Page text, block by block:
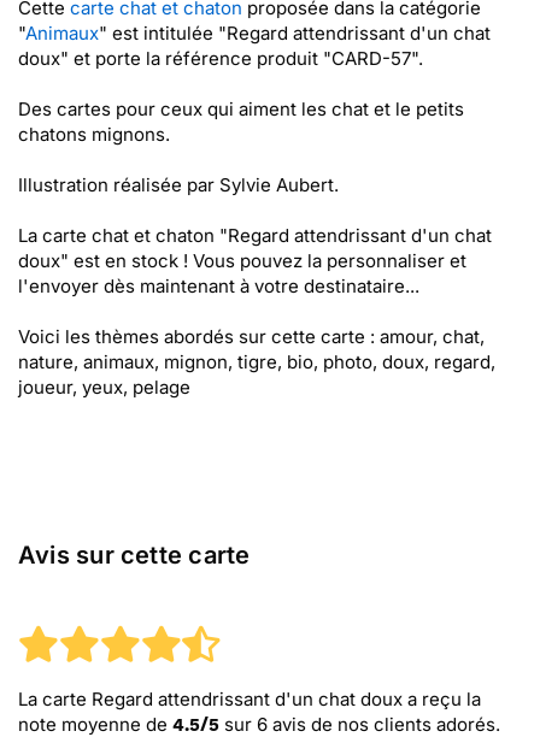
Cette carte chat et chaton proposée dans la catégorie
"Animaux" est intitulée "Regard attendrissant d'un chat
doux" et porte la référence produit "CARD-57".
Des cartes pour ceux qui aiment les chat et le petits
chatons mignons.
Illustration réalisée par Sylvie Aubert.
La carte chat et chaton "Regard attendrissant d'un chat
doux" est en stock ! Vous pouvez la personnaliser et
l'envoyer dès maintenant à votre destinataire...
Voici les thèmes abordés sur cette carte : amour, chat,
nature, animaux, mignon, tigre, bio, photo, doux, regard,
joueur, yeux, pelage
Avis sur cette carte
La carte Regard attendrissant d'un chat doux a reçu la
note moyenne de 4.5/5 sur 6 avis de nos clients adorés.